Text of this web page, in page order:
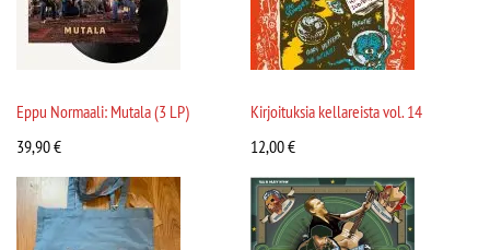
Eppu Normaali: Mutala (3 LP)
39,90€
Kirjoituksia kellareista vol. 14
12,00€